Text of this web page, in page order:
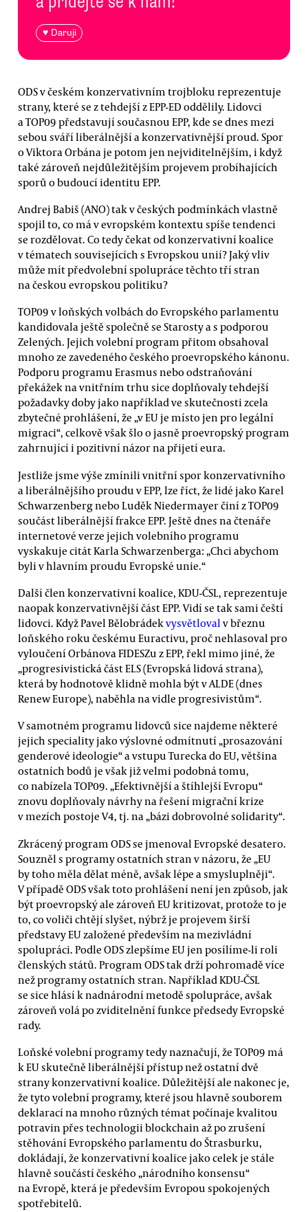
♥ Daruji
ODS v českém konzervativním trojbloku reprezentuje
strany, které se z tehdejší z EPP-ED oddělily. Lidovci
a TOP09 představují současnou EPP, kde se dnes mezi
sebou sváří liberálnější a konzervativnější proud. Spor
o Viktora Orbána je potom jen nejviditelnějším, i když
také zároveň nejdůležitějším projevem probíhajících
sporů o budoucí identitu EPP.
Andrej Babiš (ANO) tak v českých podmínkách vlastně
spojil to, co má v evropském kontextu spíše tendenci
se rozdělovat. Co tedy čekat od konzervativní koalice
v tématech souvisejících s Evropskou unií? Jaký vliv
může mít předvolební spolupráce těchto tří stran
na českou evropskou politiku?
TOP09 v loňských volbách do Evropského parlamentu
kandidovala ještě společně se Starosty a s podporou
Zelených. Jejich volební program přitom obsahoval
mnoho ze zavedeného českého proevropského kánonu.
Podporu programu Erasmus nebo odstraňování
překážek na vnitřním trhu sice doplňovaly tehdejší
požadavky doby jako například ve skutečnosti zcela
zbytečné prohlášení, že „v EU je místo jen pro legální
migraci“, celkově však šlo o jasně proevropský program
zahrnující i pozitivní názor na přijetí eura.
Jestliže jsme výše zmínili vnitřní spor konzervativního
a liberálnějšího proudu v EPP, lze říct, že lidé jako Karel
Schwarzenberg nebo Luděk Niedermayer činí z TOP09
součást liberálnější frakce EPP. Ještě dnes na čtenáře
internetové verze jejich volebního programu
vyskakuje citát Karla Schwarzenberga: „Chci abychom
byli v hlavním proudu Evropské unie.“
Další člen konzervativní koalice, KDU-ČSL, reprezentuje
naopak konzervativnější část EPP. Vidí se tak sami čeští
lidovci. Když Pavel Bělobrádekvysvětloval v březnu
loňského roku českému Euractivu, proč nehlasoval pro
vyloučení Orbánova FIDESZu z EPP, řekl mimo jiné, že
„progresivistická část ELS (Evropská lidová strana),
která by hodnotově klidně mohla být v ALDE (dnes
Renew Europe), naběhla na vidle progresivistům“.
V samotném programu lidovců sice najdeme některé
jejich speciality jako výslovné odmítnutí „prosazování
genderové ideologie“ a vstupu Turecka do EU, většina
ostatních bodů je však již velmi podobná tomu,
co nabízela TOP09. „Efektivnější a štíhlejší Evropu“
znovu doplňovaly návrhy na řešení migrační krize
v mezích postoje V4, tj. na „bázi dobrovolné solidarity“.
Zkrácený program ODS se jmenoval Evropské desatero.
Souzněl s programy ostatních stran v názoru, že „EU
by toho měla dělat méně, avšak lépe a smysluplněji“.
V případě ODS však toto prohlášení není jen způsob, jak
být proevropský ale zároveň EU kritizovat, protože to je
to, co voliči chtějí slyšet, nýbrž je projevem širší
představy EU založené především na mezivládní
spolupráci. Podle ODS zlepšíme EU jen posílíme-li roli
členských států. Program ODS tak drží pohromadě více
než programy ostatních stran. Například KDU-ČSL
se sice hlásí k nadnárodní metodě spolupráce, avšak
zároveň volá po zviditelnění funkce předsedy Evropské
rady.
Loňské volební programy tedy naznačují, že TOP09 má
k EU skutečně liberálnější přístup než ostatní dvě
strany konzervativní koalice. Důležitější ale nakonec je,
že tyto volební programy, které jsou hlavně souborem
deklarací na mnoho různých témat počínaje kvalitou
potravin přes technologii blockchain až po zrušení
stěhování Evropského parlamentu do Štrasburku,
dokládají, že konzervativní koalice jako celek je stále
hlavně součástí českého „národního konsensu“
na Evropě, která je především Evropou spokojených
spotřebitelů.